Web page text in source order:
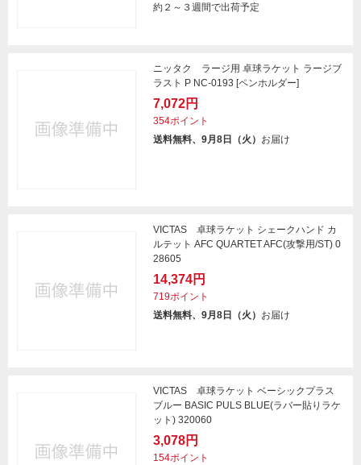
約２～３週間で出荷予定
ニッタク ラージ用 卓球ラケット ラージブ
ラスト P NC-0193 [ペンホルダー]
7,072円
354ポイント
送料無料、9月8日（火） お届け
VICTAS 卓球ラケット シェークハンド カ
ルテット AFC QUARTET AFC(攻撃用/ST) 0
28605
14,374円
719ポイント
送料無料、9月8日（火） お届け
VICTAS 卓球ラケット ベーシックプラス
ブルー BASIC PULS BLUE(ラバー貼りラケ
ット) 320060
3,078円
154ポイント